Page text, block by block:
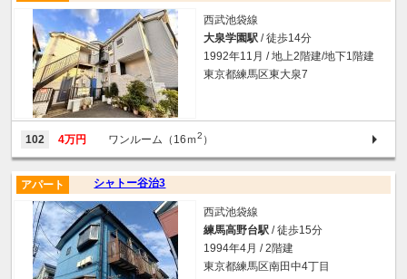
西武池袋線
大泉学園駅 / 徒歩14分
1992年11月 / 地上2階建/地下1階建
東京都練馬区東大泉7
102 4万円 ワンルーム（16ｍ2 ）
シャトー谷治3
アパート
西武池袋線
練馬高野台駅 / 徒歩15分
1994年4月 / 2階建
東京都練馬区南田中4丁目